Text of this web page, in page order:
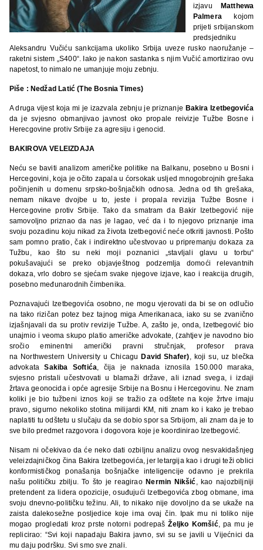
izjavu Matthewa
Palmera kojom
prijeti srbijanskom
predsjedniku
Aleksandru Vučiću sankcijama ukoliko Srbija uveze rusko naoružanje –
raketni sistem „S400“. Iako je nakon sastanka s njim Vučić amortizirao ovu
napetost, to nimalo ne umanjuje moju zebnju.
Piše : Nedžad Latić (The Bosnia Times)
A druga vijest koja mi je izazvala zebnju je priznanje Bakira Izetbegovića
da je svjesno obmanjivao javnost oko propale reivizje Tužbe Bosne i
Herecgovine protiv Srbije za agresiju i genocid.
BAKIROVA VELEIZDAJA
Neću se baviti analizom američke politike na Balkanu, posebno u Bosni i
Hercegovini, koja je očito zapala u ćorsokak usljed mnogobrojnih grešaka
počinjenih u domenu srpsko-bošnjačkih odnosa. Jedna od tih grešaka,
nemam nikave dvojbe u to, jeste i propala revizija Tužbe Bosne i
Hercegovine protiv Srbije. Tako da smatram da Bakir Izetbegović nije
samovoljno priznao da nas je lagao, već da i to njegovo priznanje ima
svoju pozadinu koju nikad za života Izetbegović neće otkriti javnosti. Pošto
sam pomno pratio, čak i indirektno učestvovao u pripremanju dokaza za
Tužbu, kao što su neki moji poznanici „stavljali glavu u torbu“
pokušavajući se preko objavještnog podzemlja domoći relevantnih
dokaza, vrlo dobro se sjećam svake njegove izjave, kao i reakcija drugih,
posebno međunarodnih čimbenika.
Poznavajući Izetbegovića osobno, ne mogu vjerovati da bi se on odlučio
na tako rizičan potez bez tajnog miga Amerikanaca, iako su se zvanično
izjašnjavali da su protiv revizije Tužbe. A, zašto je, onda, Izetbegović bio
unajmio i veoma skupo platio američke advokate, (zahtjev je navodno bio
sročio eminentni američki pravni stručnjak, profesor prava
na Northwestern University u ChicaguDavid Shafer) , koji su, uz blečka
advokataSakiba Softića , čija je naknada iznosila 150.000 maraka,
svjesno pristali učestvovati u blamaži države, ali iznad svega, i izdaji
žrtava geonocida i opće agresije Srbije na Bosnu i Hercegovinu. Ne znam
koliki je bio tužbeni iznos koji se tražio za odštete na koje žrtve imaju
pravo, sigurno nekoliko stotina milijardi KM, niti znam ko i kako je trebao
naplatiti tu odštetu u slučaju da se dobio spor sa Srbijom, ali znam da je to
sve bilo predmet razgovora i dogovora koje je koordinirao Izetbegović.
Nisam ni očekivao da će neko dati ozbiljnu analizu ovog nesvakidašnjeg
veleizdajničkog čina Bakira Izetbegovića, jer letargija kao i drugi teži oblici
konformističkog ponašanja bošnjačke inteligencije odavno je prekrila
našu političku zbilju. To što je reagiraoNermin Nikšić , kao najozbiljniji
pretendent za lidera opozicije, osuđujući Izetbegovića zbog obmane, ima
svoju dnevno-političku težinu. Ali, to nikako nije dovoljno da se ukaže na
zaista dalekosežne posljedice koje ima ovaj čin. Ipak mu ni toliko nije
mogao progledati kroz prste notorni podrepašŽeljko Komšić, pa mu je
replicirao: “Svi koji napadaju Bakira javno, svi su se javili u Vijećnici da
mu daju podršku. Svi smo sve znali.